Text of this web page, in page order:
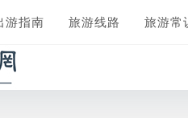
游指南 旅游线路 旅游常